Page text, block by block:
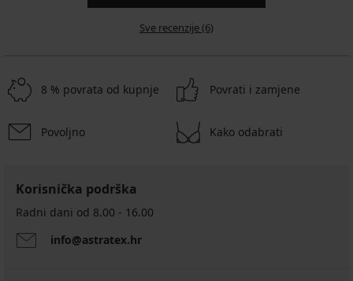
Sve recenzije (6)
8 % povrata od kupnje Povrati i zamjene
Povoljno Kako odabrati
Korisnička podrška
Radni dani od 8.00 - 16.00
info@astratex.hr